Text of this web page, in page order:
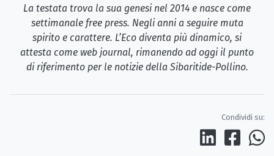
La testata trova la sua genesi nel 2014 e nasce come
settimanale free press. Negli anni a seguire muta
spirito e carattere. L’Eco diventa più dinamico, si
attesta come web journal, rimanendo ad oggi il punto
di riferimento per le notizie della Sibaritide-Pollino.
Condividi su: